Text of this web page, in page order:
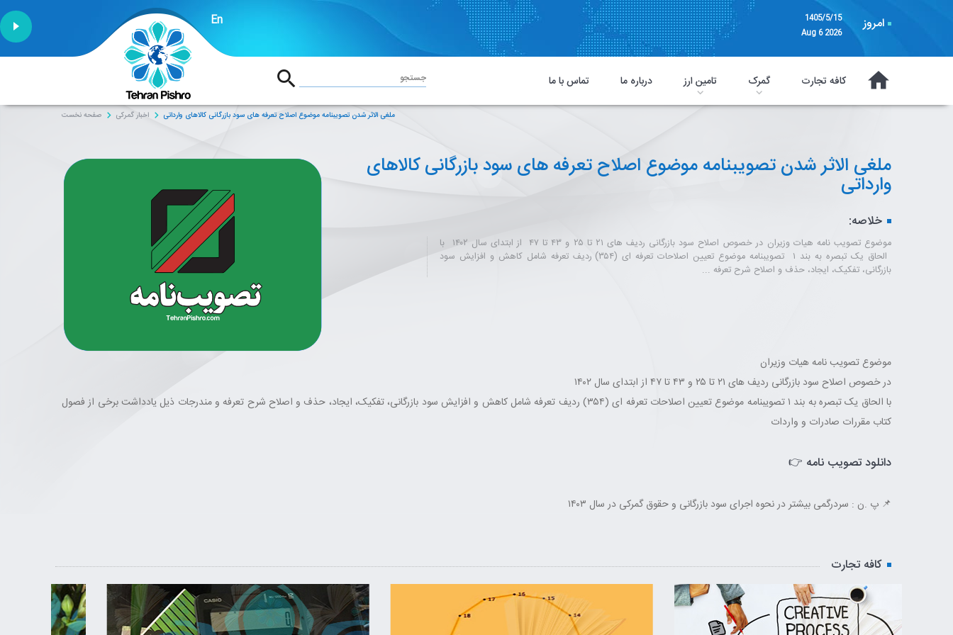
امروز
1405/5/15
Aug 6 2026
En
کافه تجارت گمرک تامین ارز درباره ما تماس با ما جستجو
صفحه نخست اخبار گمرکی ملغی الاثر شدن تصویبنامه موضوع اصلاح تعرفه های سود بازرگانی کالاهای وارداتی
ملغی الاثر شدن تصویبنامه موضوع اصلاح تعرفه های سود بازرگانی کالاهای
وارداتی
خلاصه:
موضوع تصویب نامه هیات وزیران در خصوص اصلاح سود بازرگانی ردیف های ۲۱ تا ۲۵ و ۴۳ تا ۴۷ از ابتدای سال ۱۴۰۲ با
الحاق یک تبصره به بند ۱ تصویبنامه موضوع تعیین اصلاحات تعرفه ای (۳۵۴) ردیف تعرفه شامل کاهش و افزایش سود
بازرگانی، تفکیک، ایجاد، حذف و اصلاح شرح تعرفه ...
موضوع تصویب نامه هیات وزیران
در خصوص اصلاح سود بازرگانی ردیف های ۲۱ تا ۲۵ و ۴۳ تا ۴۷ از ابتدای سال ۱۴۰۲
با الحاق یک تبصره به بند ۱ تصویبنامه موضوع تعیین اصلاحات تعرفه ای (۳۵۴) ردیف تعرفه شامل کاهش و افزایش سود بازرگانی، تفکیک، ایجاد، حذف و اصلاح شرح تعرفه و مندرجات ذیل یادداشت برخی از فصول
کتاب مقررات صادرات و واردات
دانلود تصویب نامه 👉
📌 پ .ن : سردرگمی بیشتر در نحوه اجرای سود بازرگانی و حقوق گمرکی در سال ۱۴۰۳
کافه تجارت
1:53